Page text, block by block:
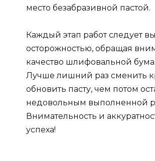
место безабразивной пастой.
Каждый этап работ следует
осторожностью, обращая
качество шлифовальной
Лучше лишний раз сменить
обновить пасту, чем потом
недовольным выполненной
Внимательность и
успеха!